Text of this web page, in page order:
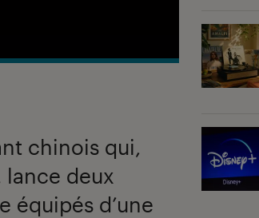
chinois qui,
lance deux
équipés d’une